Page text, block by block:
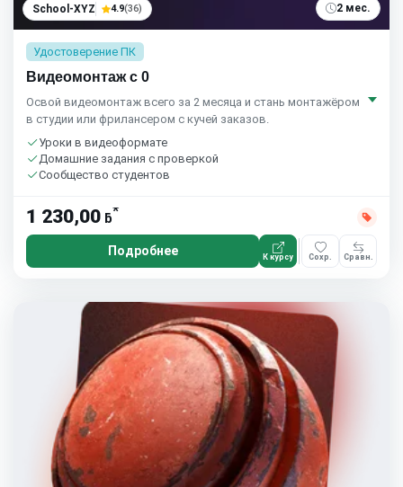
School-XYZ 4.9(36) 2 мес.
Удостоверение ПК
Видеомонтаж с 0
Освой видеомонтаж всего за 2 месяца и стань монтажёром
в студии или фрилансером с кучей заказов.
Уроки в видеоформате
Домашние задания с проверкой
Сообщество студентов
1 230,00 ƃ*
Подробнее К курсу Сохр. Сравн.